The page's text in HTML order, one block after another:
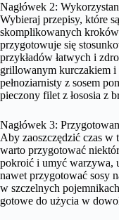
Nagłówek 2:
Wybieraj przepisy, które
skomplikowanych
przygotowuje się
przykładów łatwych i
grillowanym kurczakiem
pełnoziarnisty z sosem
pieczony filet z łososia z
Nagłówek 3:
Aby zaoszczędzić czas w
warto przygotować
pokroić i umyć warzywa,
nawet przygotować sosy
w szczelnych
gotowe do użycia w